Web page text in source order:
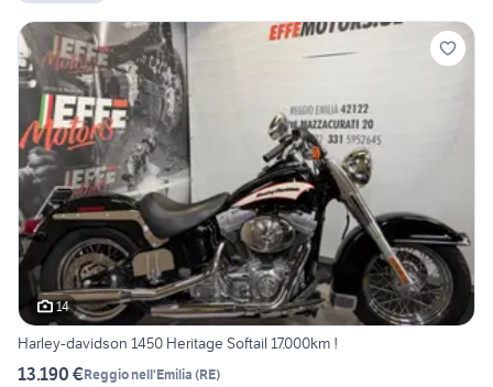
14
Harley-davidson 1450 Heritage Softail 17.000km !
13.190 €Reggio nell'Emilia (RE)